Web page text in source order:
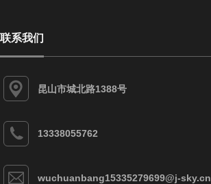
联系我们
昆山市城北路1388号
13338055762
wuchuanbang15335279699@j-sky.cn